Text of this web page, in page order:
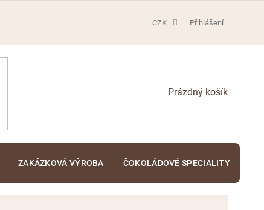
CZK Přihlášení
NÁKUPNÍ
ZAKÁZKOVÁ VÝROBA ČOKOLÁDOVÉ SPECIALITY